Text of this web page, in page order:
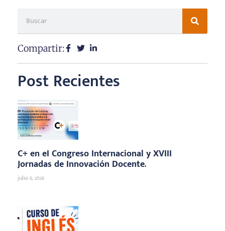
Compartir:
Post Recientes
C+ en eI Congreso Internacional y XVIII
Jornadas de Innovación Docente.
julio 6, 2026